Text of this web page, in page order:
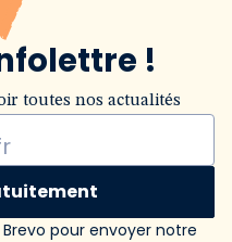
!
toutes nos actualités
pour envoyer notre